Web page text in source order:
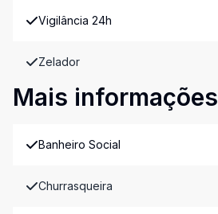
Vigilância 24h
Zelador
Mais informações
Banheiro Social
Churrasqueira